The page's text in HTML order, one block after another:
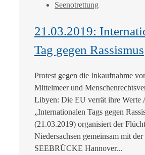
Seenotrettung
21.03.2019:
Tag gegen Rassismus
Protest gegen die Inkaufnahme
Mittelmeer und
Libyen: Die EU verrät ihre Werte
„Internationalen Tags gegen
(21.03.2019) organisiert der
Niedersachsen gemeinsam mit der
SEEBRÜCKE Hannover...